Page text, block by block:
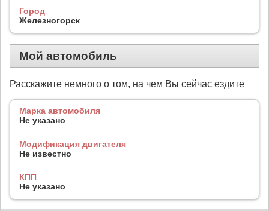
Город
Железногорск
Мой автомобиль
Расскажите немного о том, на чем Вы сейчас ездите
Марка автомобиля
Не указано
Модификация двигателя
Не известно
КПП
Не указано